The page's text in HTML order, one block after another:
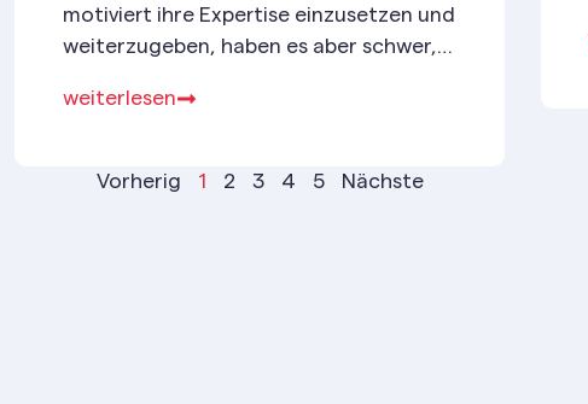
motiviert ihre Expertise einzusetzen und
weiterzugeben, haben es aber schwer,
bekommen. Das ist nicht nur
wirtschaftlicher Irrsinn.
weiterlesen
Vorherig 1 2 3 4 5 Nächste